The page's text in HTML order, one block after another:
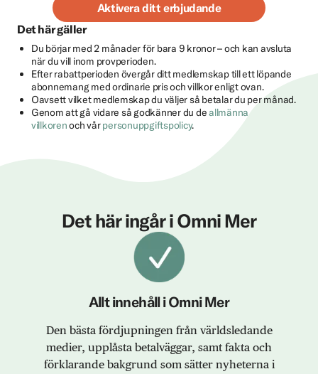
Aktivera ditt erbjudande
Det här gäller
Du börjar med 2 månader för bara 9 kronor – och kan avsluta
när du vill inom provperioden.
Efter rabattperioden övergår ditt medlemskap till ett löpande
abonnemang med ordinarie pris och villkor enligt ovan.
Oavsett vilket medlemskap du väljer så betalar du per månad.
Genom att gå vidare så godkänner du deallmänna
villkorenoch vårpersonuppgiftspolicy.
Det här ingår i Omni Mer
Allt innehåll i Omni Mer
Den bästa fördjupningen från världsledande
medier, upplåsta betalväggar, samt fakta och
förklarande bakgrund som sätter nyheterna i